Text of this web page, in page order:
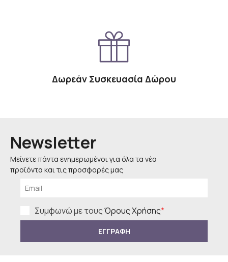
Δωρεάν Συσκευασία Δώρου
Newsletter
Μείνετε πάντα ενημερωμένοι για όλα τα νέα
προϊόντα και τις προσφορές μας
Συμφωνώ με τουςΌρους Χρήσης*
ΕΓΓΡΑΦΗ